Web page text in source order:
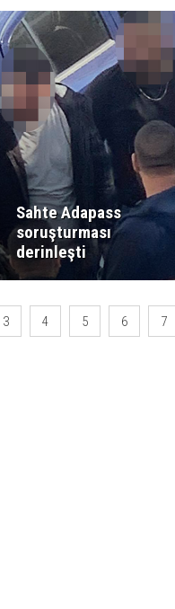
Sahte Adapass
soruşturması
derinleşti
3 4 5 6 7